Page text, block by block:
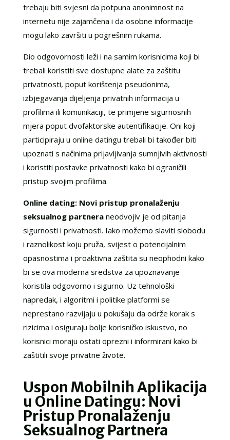
trebaju biti svjesni da potpuna anonimnost na
internetu nije zajamčena i da osobne informacije
mogu lako završiti u pogrešnim rukama.
Dio odgovornosti leži i na samim korisnicima koji bi
trebali koristiti sve dostupne alate za zaštitu
privatnosti, poput korištenja pseudonima,
izbjegavanja dijeljenja privatnih informacija u
profilima ili komunikaciji, te primjene sigurnosnih
mjera poput dvofaktorske autentifikacije. Oni koji
participiraju u online datingu trebali bi također biti
upoznati s načinima prijavljivanja sumnjivih aktivnosti
i koristiti postavke privatnosti kako bi ograničili
pristup svojim profilima.
Online dating: Novi pristup pronalaženju
seksualnog partneraneodvojiv je od pitanja
sigurnosti i privatnosti. Iako možemo slaviti slobodu
i raznolikost koju pruža, svijest o potencijalnim
opasnostima i proaktivna zaštita su neophodni kako
bi se ova moderna sredstva za upoznavanje
koristila odgovorno i sigurno. Uz tehnološki
napredak, i algoritmi i politike platformi se
neprestano razvijaju u pokušaju da održe korak s
rizicima i osiguraju bolje korisničko iskustvo, no
korisnici moraju ostati oprezni i informirani kako bi
zaštitili svoje privatne živote.
Uspon Mobilnih Aplikacija
u Online Datingu: Novi
Pristup Pronalaženju
Seksualnog Partnera